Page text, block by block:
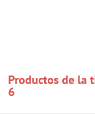
Productos de la
6